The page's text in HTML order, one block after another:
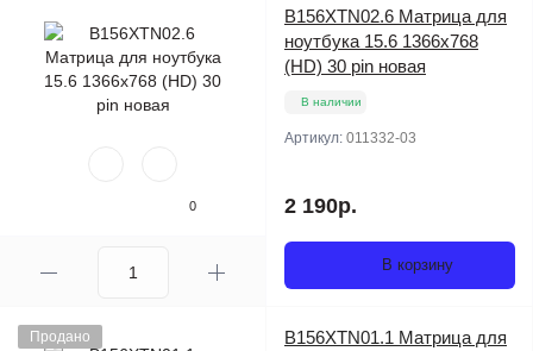
0
B156XTN02.6 Матрица для
ноутбука 15.6 1366x768
(HD) 30 pin новая
В наличии
Артикул: 011332-03
2 190р.
В корзину
Продано
B156XTN01.1 Матрица для